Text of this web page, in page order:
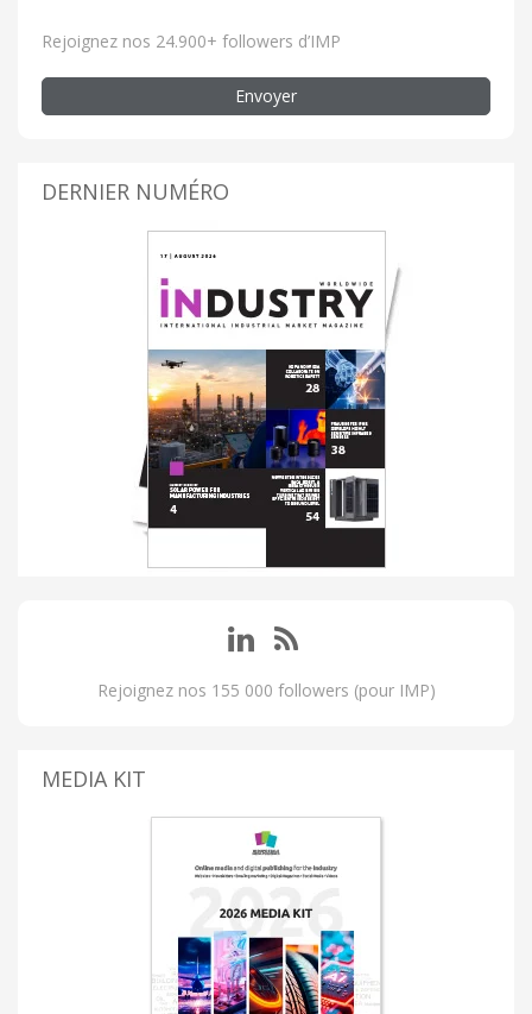
Rejoignez nos 24.900+ followers d’IMP
Envoyer
DERNIER NUMÉRO
Rejoignez nos 155 000 followers (pour IMP)
MEDIA KIT